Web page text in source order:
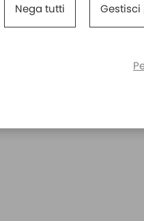
Nega tutti Gestisci